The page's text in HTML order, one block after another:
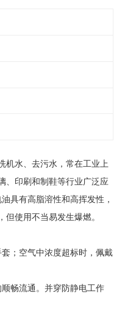
机水、去污水，常在工业上
、印刷和制鞋等行业广泛应
具有高脂溶性和高挥发性，
使用不当易发生爆燃。
；空气中浓度超标时，佩戴
畅流通。并穿防静电工作